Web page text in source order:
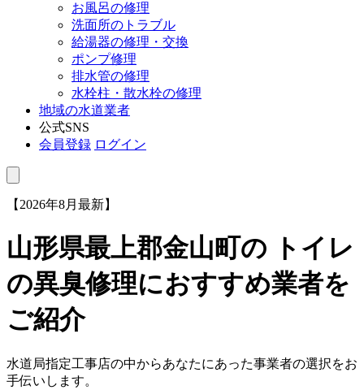
お風呂の修理
洗面所のトラブル
給湯器の修理・交換
ポンプ修理
排水管の修理
水栓柱・散水栓の修理
地域の水道業者
公式SNS
会員登録 ログイン
【2026年8月最新】
山形県最上郡金山町の トイレ
の異臭修理におすすめ業者を
ご紹介
水道局指定工事店の中からあなたにあった事業者の選択をお
手伝いします。